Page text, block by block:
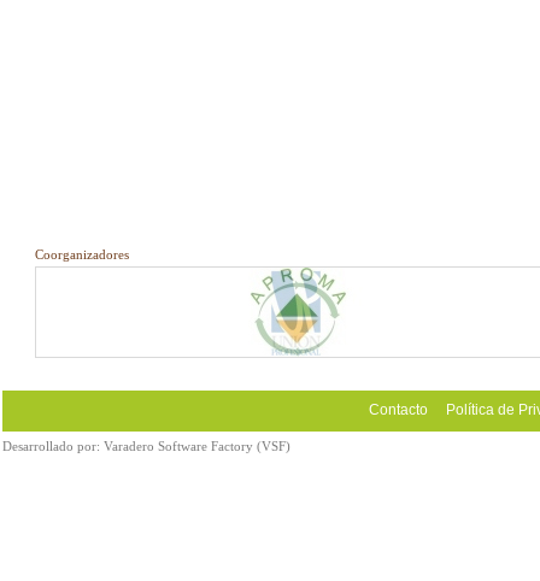
Coorganizadores
Contacto Política de
Desarrollado por: Varadero Software Factory (VSF)